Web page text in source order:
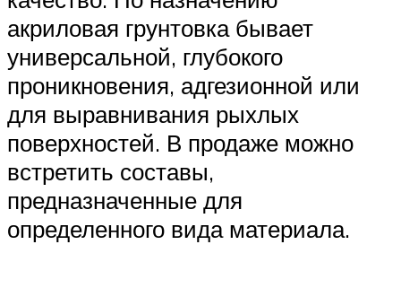
акриловая грунтовка бывает
универсальной, глубокого
проникновения, адгезионной или
для выравнивания рыхлых
поверхностей. В продаже можно
встретить составы,
предназначенные для
определенного вида материала.